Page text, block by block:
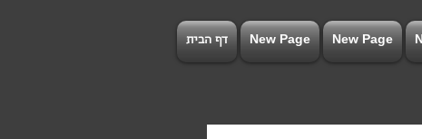
דף הבית New Page New Page